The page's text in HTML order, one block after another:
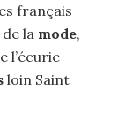
français
la mode,
l’écurie
loin Saint